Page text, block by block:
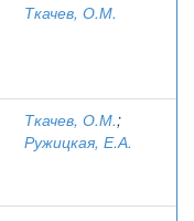
Ткачев, О.М.
Ткачев, О.М.;
Ружицкая, Е.А.